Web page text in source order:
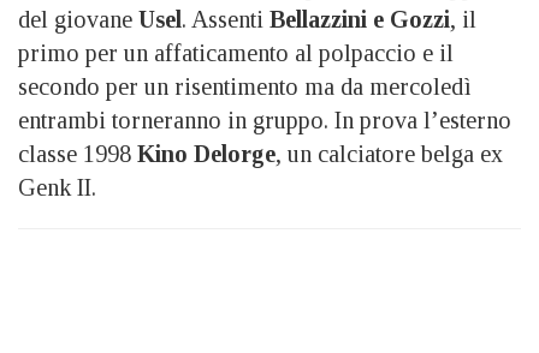
del giovane Usel . Assenti Bellazzini e Gozzi, il
primo per un affaticamento al polpaccio e il
secondo per un risentimento ma da mercoledì
entrambi torneranno in gruppo. In prova l’esterno
classe 1998 Kino Delorge, un calciatore belga ex
Genk II.